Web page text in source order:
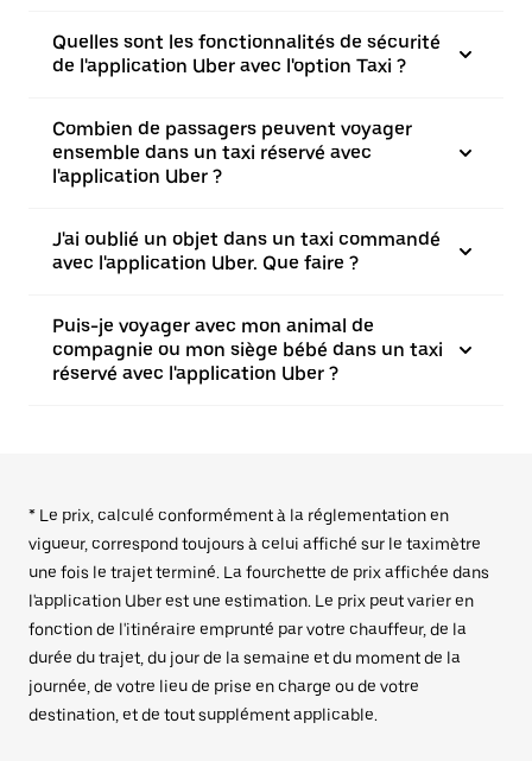
Quelles sont les fonctionnalités de sécurité
de l'application Uber avec l'option Taxi ?
Combien de passagers peuvent voyager
ensemble dans un taxi réservé avec
l'application Uber ?
J'ai oublié un objet dans un taxi commandé
avec l'application Uber. Que faire ?
Puis-je voyager avec mon animal de
compagnie ou mon siège bébé dans un taxi
réservé avec l'application Uber ?
* Le prix, calculé conformément à la réglementation en
vigueur, correspond toujours à celui affiché sur le taximètre
une fois le trajet terminé. La fourchette de prix affichée dans
l'application Uber est une estimation. Le prix peut varier en
fonction de l'itinéraire emprunté par votre chauffeur, de la
durée du trajet, du jour de la semaine et du moment de la
journée, de votre lieu de prise en charge ou de votre
destination, et de tout supplément applicable.